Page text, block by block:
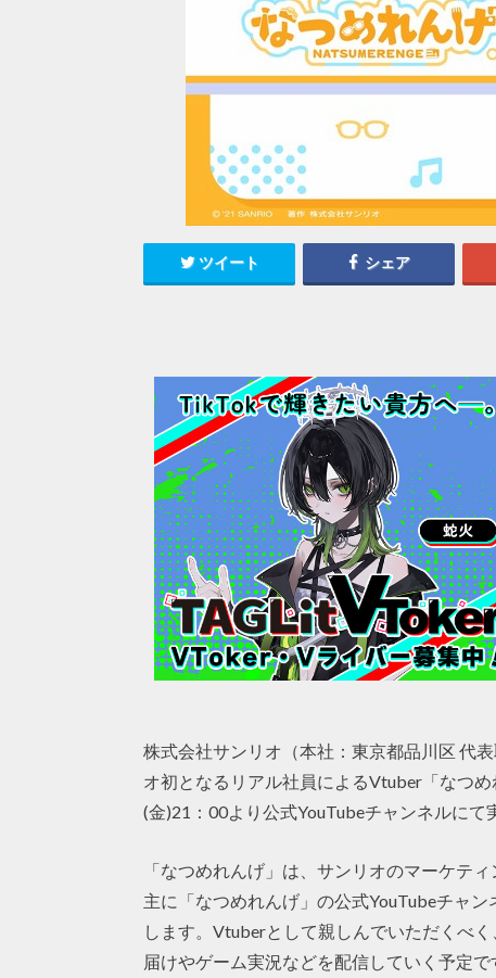
ツイート シェア
株式会社サンリオ（本社：東京都品川区 代
オ初となるリアル社員によるVtuber「なつ
(金)21：00より公式YouTubeチャンネルにて
「なつめれんげ」は、サンリオのマーケテ
主に「なつめれんげ」の公式YouTubeチャ
します。Vtuberとして親しんでいただくべ
届けやゲーム実況などを配信していく予定で